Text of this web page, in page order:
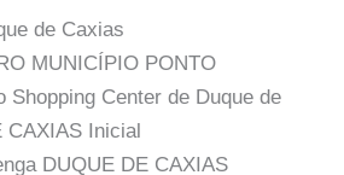
de Caxias
MUNICÍPIO PONTO
Shopping Center de Duque de
CAXIAS Inicial
DUQUE DE CAXIAS